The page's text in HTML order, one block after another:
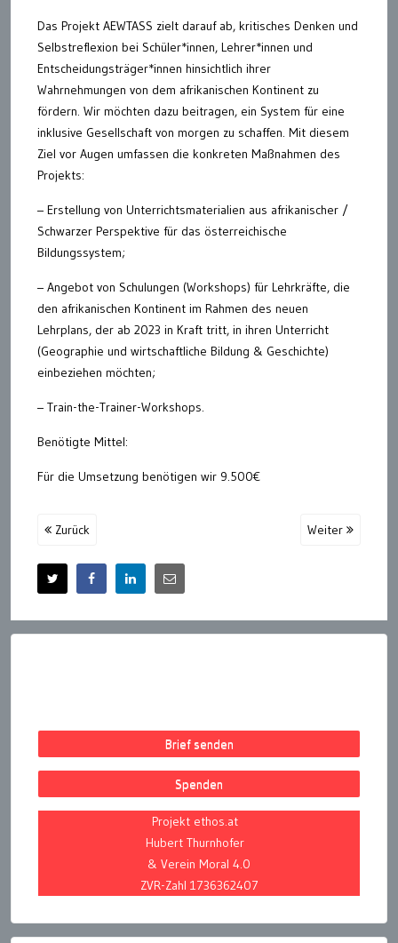
Das Projekt AEWTASS zielt darauf ab, kritisches Denken und
Selbstreflexion bei Schüler*innen, Lehrer*innen und
Entscheidungsträger*innen hinsichtlich ihrer
Wahrnehmungen von dem afrikanischen Kontinent zu
fördern. Wir möchten dazu beitragen, ein System für eine
inklusive Gesellschaft von morgen zu schaffen. Mit diesem
Ziel vor Augen umfassen die konkreten Maßnahmen des
Projekts:
– Erstellung von Unterrichtsmaterialien aus afrikanischer /
Schwarzer Perspektive für das österreichische
Bildungssystem;
– Angebot von Schulungen (Workshops) für Lehrkräfte, die
den afrikanischen Kontinent im Rahmen des neuen
Lehrplans, der ab 2023 in Kraft tritt, in ihren Unterricht
(Geographie und wirtschaftliche Bildung & Geschichte)
einbeziehen möchten;
– Train-the-Trainer-Workshops.
Benötigte Mittel:
Für die Umsetzung benötigen wir 9.500€
Zurück Weiter
Brief senden
Spenden
Projekt ethos.at
Hubert Thurnhofer
& Verein Moral 4.0
ZVR-Zahl 1736362407